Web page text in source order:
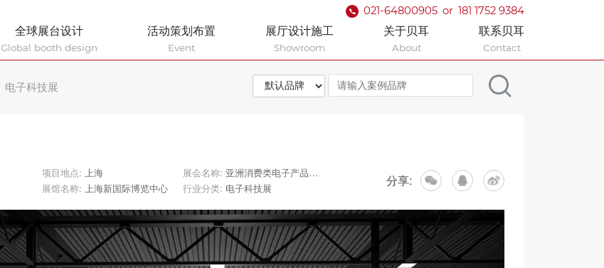
021-64800905 or 181 1752 9384
全球展台设计
Global booth design
活动策划布置
Event
展厅设计施工
Showroom
关于贝耳
About
联系贝耳
Contact
电子科技展
项目地点: 上海 展会名称: 亚洲消费类电子产品展览会（CES Asia）
展馆名称: 上海新国际博览中心 行业分类: 电子科技展 分享: